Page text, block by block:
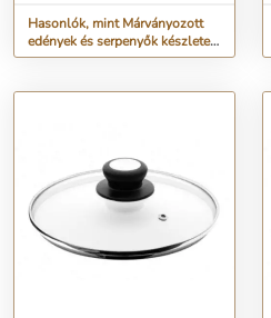
Hasonlók, mint Márványozott
edények és serpenyők készlete
12 részes Aspen Collec...